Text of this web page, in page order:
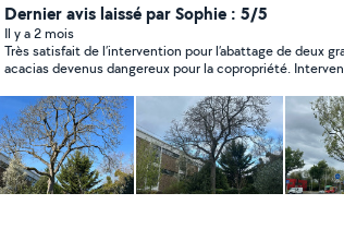
du jardin.
Dernier avis laissé par Sophie : 5/5
Il y a 2 mois
Très satisfait de l’intervention pour l’abattage de deux
acacias devenus dangereux pour la copropriété.
réalisé proprement et efficacement, avec un très bon
Très bon rapport qualité prix. En plus d’être compétent,
quelqu’un de très agréable et sympathique.